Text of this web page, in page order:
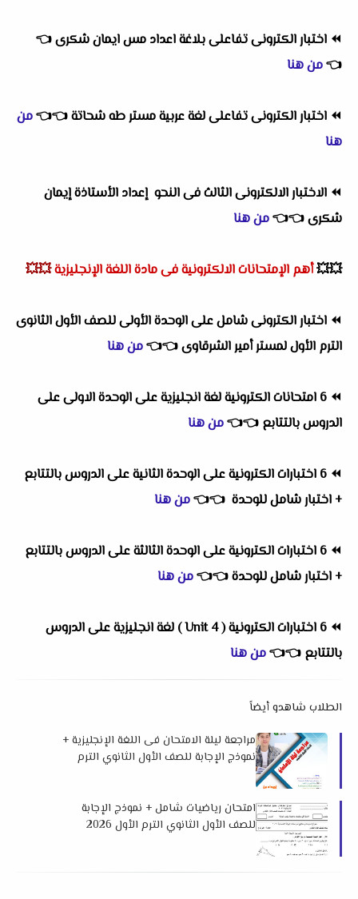
⏪ اختبار الكترونى تفاعلى بلاغة اعداد مس ايمان شكرى👈
👈من هنا
⏪ اختبار الكترونى تفاعلى لغة عربية مستر طه شحاتة👈
👈من
هنا
⏪ الاختبار الالكترونى الثالث فى النحو إعداد الأستاذة إيمان
شكرى👈
👈من هنا
💥💥أهم الإمتحانات الالكترونية فى مادة اللغة الإنجليزية💥💥
⏪ اختبار الكترونى شامل على الوحدة الأولى للصف الأول الثانوى
الترم الأول لمستر أمير الشرقاوى👈
👈من هنا
⏪
6 امتحانات الكترونية لغة انجليزية على الوحدة الاولى على
الدروس بالتتابع 👈
👈من هنا
⏪
6 اختبارات الكترونية على الوحدة الثانية على الدروس بالتتابع
+ اختبار شامل للوحدة 👈
👈من هنا
⏪
6 اختبارات الكترونية على الوحدة الثالثة على الدروس بالتتابع
+ اختبار شامل للوحدة👈
👈من هنا
⏪
6 اختبارات الكترونية ( Unit 4 ) لغة انجليزية على الدروس
بالتتابع 👈
👈من هنا
الطلاب شاهدو أيضاً
مراجعة ليلة الامتحان فى اللغة الإنجليزية +
نموذج الإجابة للصف الأول الثانوي الترم
امتحان رياضيات شامل + نموذج الإجابة
للصف الأول الثانوي الترم الأول 2026